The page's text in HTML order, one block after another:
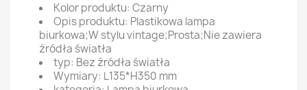
Kolor produktu: Czarny
Opis produktu: Plastikowa lampa
biurkowa;W stylu vintage;Prosta;Nie zawiera
źródła światła
typ: Bez źródła światła
Wymiary: L135*H350 mm